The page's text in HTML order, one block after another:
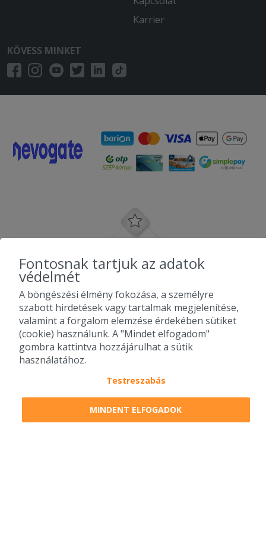
volt. Nem kellene ennyit várni ennyi
2025-07-11 - József:
Kiváló minőségű és nagyon jó volt!
Karrier
KÖVESS MINKET
2010-2026 Copyright - Falatozz.hu - Diston-line Kft.
Fontosnak tartjuk az adatok
védelmét
A böngészési élmény fokozása, a személyre
szabott hirdetések vagy tartalmak megjelenítése,
valamint a forgalom elemzése érdekében sütiket
(cookie) használunk. A "Mindet elfogadom"
gombra kattintva hozzájárulhat a sütik
használatához.
Testreszabás
MINDENT ELFOGADOK